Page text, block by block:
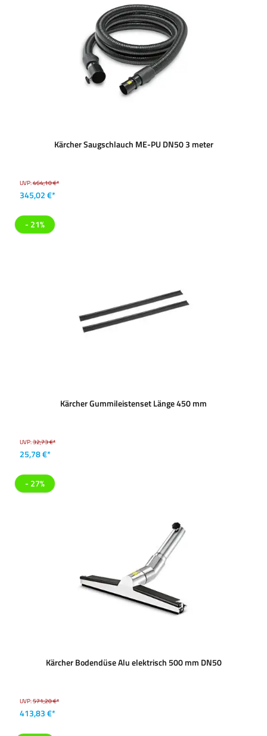
Kärcher Saugschlauch ME-PU DN50 3 meter
UVP:464,10 €*
345,02 €*
- 21%
Kärcher Gummileistenset Länge 450 mm
UVP:32,73 €*
25,78 €*
- 27%
Kärcher Bodendüse Alu elektrisch 500 mm DN50
UVP:571,20 €*
413,83 €*